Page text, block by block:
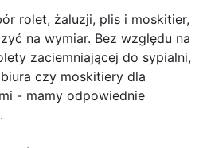
rolet, żaluzji, plis i moskitier,
na wymiar. Bez względu na
zaciemniającej do sypialni,
czy moskitiery dla
- mamy odpowiednie